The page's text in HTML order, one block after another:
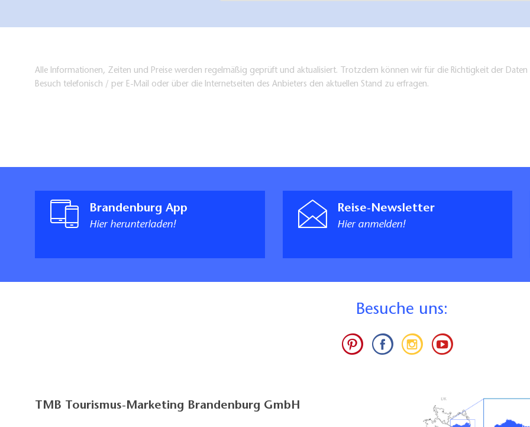
Alle Informationen, Zeiten und Preise werden regelmäßig geprüft und aktualisiert. Trotzdem können wir für die Richtigkeit der
Besuch telefonisch / per E-Mail oder über die Internetseiten des Anbieters den aktuellen Stand zu erfragen.
Brandenburg App
Hier herunterladen!
Reise-Newsletter
Hier anmelden!
Besuche uns:
TMB Tourismus-Marketing Brandenburg GmbH